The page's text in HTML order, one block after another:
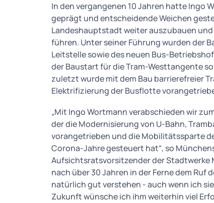
In den vergangenen 10 Jahren hatte Ingo
geprägt und entscheidende Weichen
Landeshauptstadt weiter auszubauen
führen. Unter seiner Führung wurden der
Leitstelle sowie des neuen Bus-
der Baustart für die Tram-Westtangente
zuletzt wurde mit dem Bau barrierefreier
Elektrifizierung der Busflotte
„Mit Ingo Wortmann verabschieden wir
der die Modernisierung von U-Bahn,
vorangetrieben und die Mobilitätssparte
Corona-Jahre gesteuert hat“, so
Aufsichtsratsvorsitzender der Stadtwerke
nach über 30 Jahren in der Ferne dem Ruf
natürlich gut verstehen - auch wenn ich
Zukunft wünsche ich ihm weiterhin viel